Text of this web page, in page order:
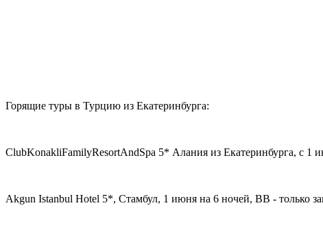
Горящие туры в Турцию из Екатеринбурга:
ClubKonakliFamilyResortAndSpa 5* Алания из Екатеринбурга, с 1
Akgun Istanbul Hotel 5*, Стамбул, 1 июня на 6 ночей, BB - только